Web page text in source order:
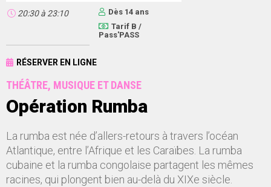
20:30à 23:10
Dès 14 ans
Tarif B /
Pass'PASS
RÉSERVER EN LIGNE
THÉÂTRE, MUSIQUE ET DANSE
Opération Rumba
La rumba est née d’allers-retours à travers l’océan
Atlantique, entre l’Afrique et les Caraïbes. La rumba
cubaine et la rumba congolaise partagent les mêmes
racines, qui plongent bien au-delà du XIXe siècle.